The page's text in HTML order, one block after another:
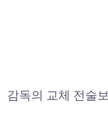
감독의 교체 전술